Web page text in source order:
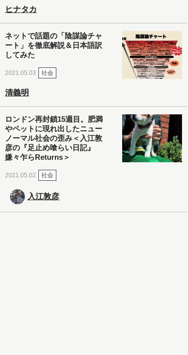
ヒナタカ
ネットで話題の「陰謀論チャ
ート」を徹底解説＆日本語訳
してみた
2021.05.03 社会
清義明
ロンドン再封鎖15週目。肥満
やペットに現れ出したニュー
ノーマル社会の歪み＜入江敦
彦の『足止め喰らい日記』
嫌々乍らReturns＞
2021.05.02 社会
入江敦彦